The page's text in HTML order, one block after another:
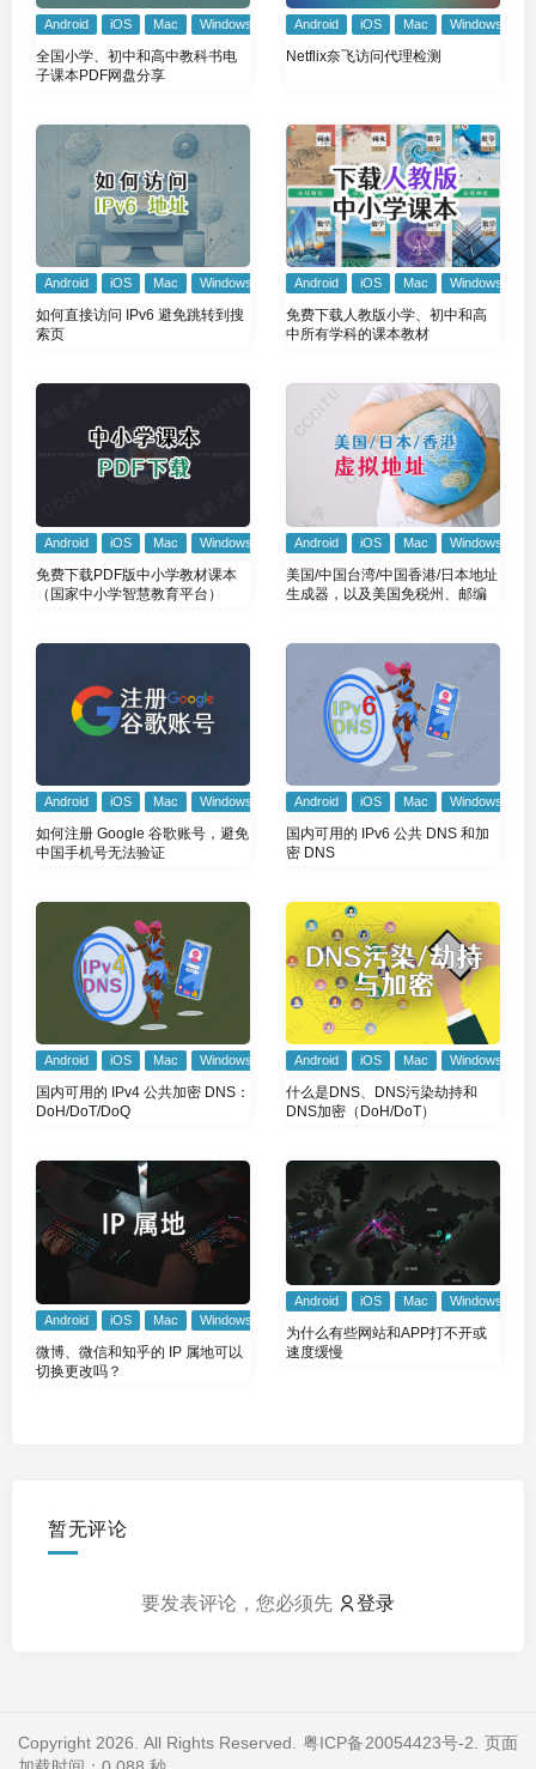
Android iOS Mac Windows
全国小学、初中和高中教科书电
子课本PDF网盘分享
Android iOS Mac Windows
Netflix奈飞访问代理检测
Android iOS Mac Windows
如何直接访问 IPv6 避免跳转到搜
索页
Android iOS Mac Windows
免费下载人教版小学、初中和高
中所有学科的课本教材
Android iOS Mac Windows
免费下载PDF版中小学教材课本
（国家中小学智慧教育平台）
Android iOS Mac Windows
美国/中国台湾/中国香港/日本地址
生成器，以及美国免税州、邮编
Android iOS Mac Windows
如何注册 Google 谷歌账号，避免
中国手机号无法验证
Android iOS Mac Windows
国内可用的 IPv6 公共 DNS 和加
密 DNS
Android iOS Mac Windows
国内可用的 IPv4 公共加密 DNS：
DoH/DoT/DoQ
Android iOS Mac Windows
什么是DNS、DNS污染劫持和
DNS加密（DoH/DoT）
Android iOS Mac Windows
微博、微信和知乎的 IP 属地可以
切换更改吗？
Android iOS Mac Windows
为什么有些网站和APP打不开或
速度缓慢
暂无评论
要发表评论，您必须先 登录
Copyright 2026. All Rights Reserved. 粤ICP备20054423号-2 . 页面